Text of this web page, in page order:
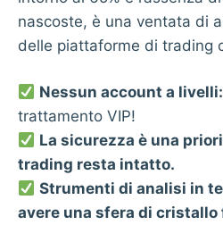
nascoste, è una ventata di
delle piattaforme di trading
Nessun account a livelli:
trattamento VIP!
La sicurezza è una
trading resta intatto.
Strumenti di analisi in
avere una sfera di